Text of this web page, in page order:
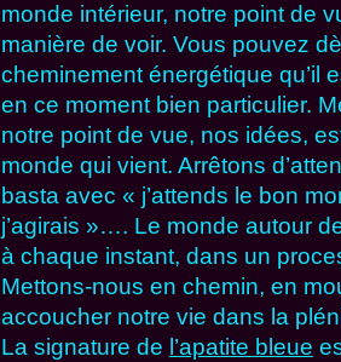
monde intérieur, notre point de
manière de voir. Vous pouvez
cheminement énergétique qu’il
en ce moment bien particulier.
notre point de vue, nos idées,
monde qui vient. Arrêtons
basta avec « j’attends le bon
j’agirais »…. Le monde autour
à chaque instant, dans un
Mettons-nous en chemin, en
accoucher notre vie dans la
La signature de l’apatite bleue